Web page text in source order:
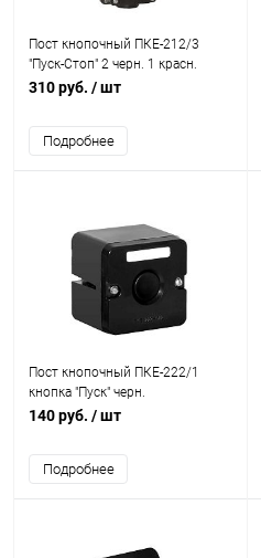
Пост кнопочный ПКЕ-212/3
"Пуск-Стоп" 2 черн. 1 красн.
Электродеталь ПКЕ-212.2Ч.1К
310 руб. / шт
Подробнее
Пост кнопочный ПКЕ-222/1
кнопка "Пуск" черн.
Электродеталь ПКЕ-222/1.1Ч.П
140 руб. / шт
Подробнее